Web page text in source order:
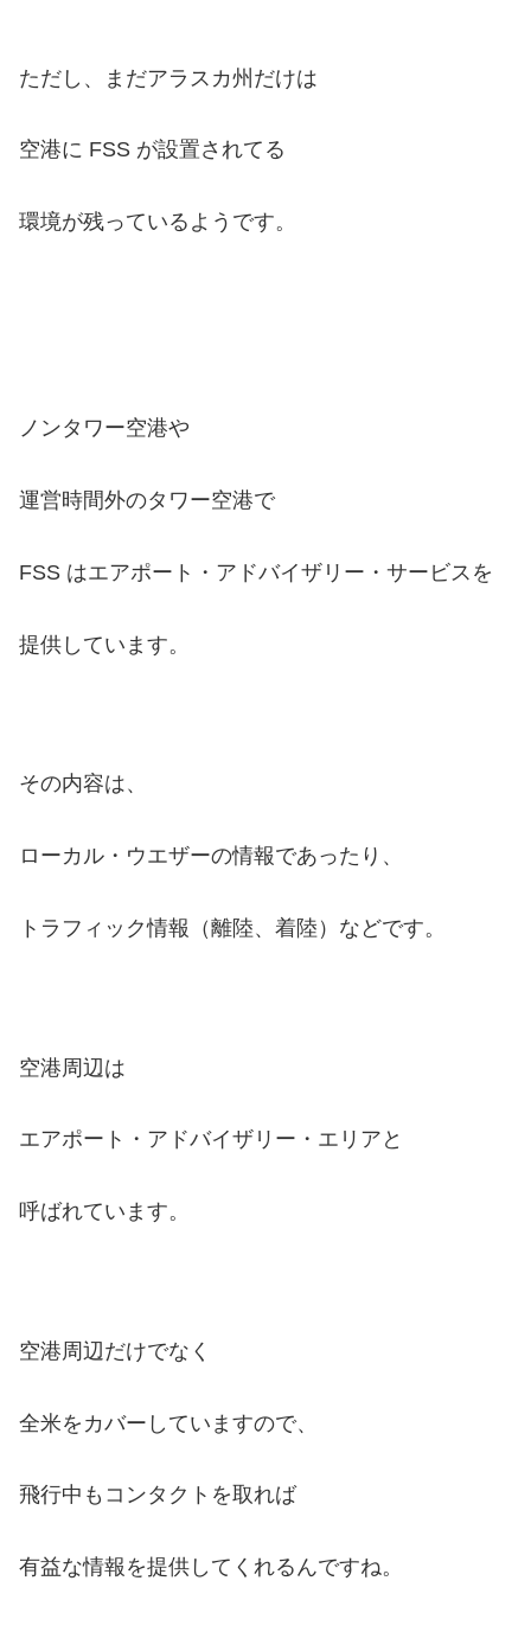
ただし、まだアラスカ州だけは
空港に FSS が設置されてる
環境が残っているようです。
ノンタワー空港や
運営時間外のタワー空港で
FSS はエアポート・アドバイザリー・サービスを
提供しています。
その内容は、
ローカル・ウエザーの情報であったり、
トラフィック情報（離陸、着陸）などです。
空港周辺は
エアポート・アドバイザリー・エリアと
呼ばれています。
空港周辺だけでなく
全米をカバーしていますので、
飛行中もコンタクトを取れば
有益な情報を提供してくれるんですね。